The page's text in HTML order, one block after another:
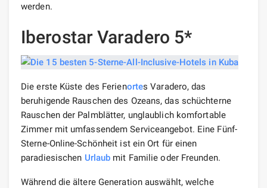
werden.
Iberostar Varadero 5*
Die erste Küste des Ferienortes Varadero, das
beruhigende Rauschen des Ozeans, das schüchterne
Rauschen der Palmblätter, unglaublich komfortable
Zimmer mit umfassendem Serviceangebot. Eine Fünf-
Sterne-Online-Schönheit ist ein Ort für einen
paradiesischen Urlaub mit Familie oder Freunden.
Während die ältere Generation auswählt, welche